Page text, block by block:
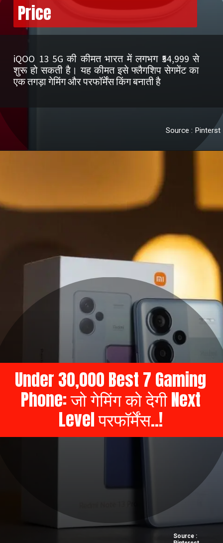
Price
iQOO 13 5G की कीमत भारत में लगभग ₹54,999 से
शुरू हो सकती है। यह कीमत इसे फ्लैगशिप सेगमेंट का
एक तगड़ा गेमिंग और परफॉर्मेंस किंग बनाती है
Source : Pinterst
Source :
Under 30,000 Best 7 Gaming
Phone: जो गेमिंग को देगी Next
Level परफॉर्मेंस..!